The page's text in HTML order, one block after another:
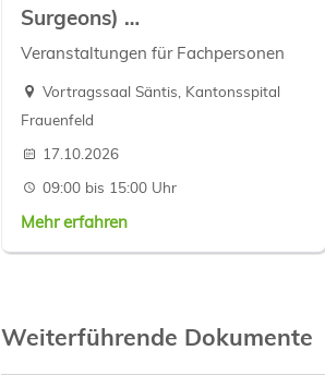
Surgeons) …
Veranstaltungen für Fachpersonen
Vortragssaal Säntis, Kantonsspital
Frauenfeld
17.10.2026
09:00 bis 15:00 Uhr
Mehr erfahren
Weiterführende Dokumente